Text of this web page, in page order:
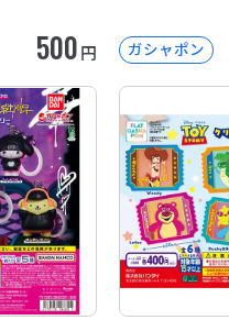
500円 ガシャポン